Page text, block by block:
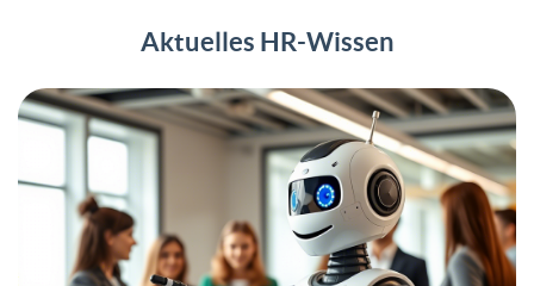
Aktuelles HR-Wissen